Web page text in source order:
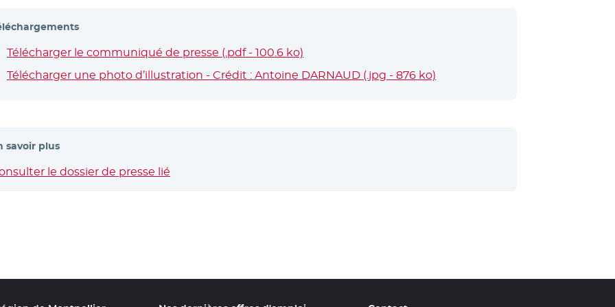
Télécharger le communiqué de presse (.pdf - 100.6 ko)
Télécharger une photo d’illustration - Crédit : Antoine DARNAUD (.jpg - 876 ko)
savoir plus
le dossier de presse lié